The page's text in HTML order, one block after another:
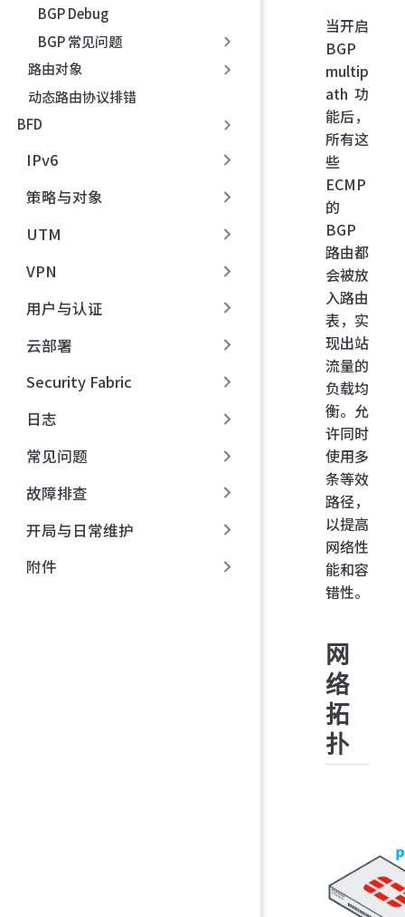
BGP Debug
BGP 常见问题
路由对象
动态路由协议排错
BFD
IPv6
策略与对象
UTM
VPN
用户与认证
云部署
Security Fabric
日志
常见问题
故障排查
开局与日常维护
附件
当开启
BGP
multip
ath 功
能后，
所有这
些
ECMP
的
BGP
路由都
会被放
入路由
表，实
现出站
流量的
负载均
衡。允
许同时
使用多
条等效
路径，
以提高
网络性
能和容
错性。
网
络
拓
扑